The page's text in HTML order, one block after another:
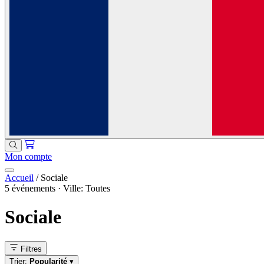
Mon compte
Accueil / Sociale
5 événements · Ville: Toutes
Sociale
Filtres
Trier: Popularité ▾